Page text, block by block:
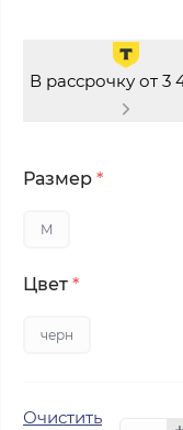
В рассрочку от 3
Размер *
M
Цвет *
черн
Очистить